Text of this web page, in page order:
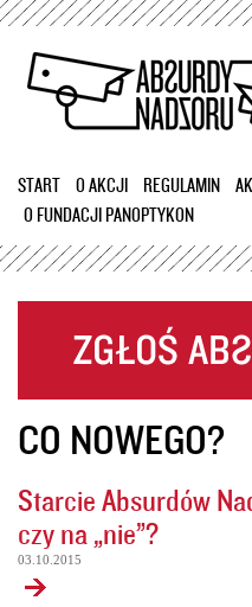
Przejdź
treści
START O AKCJI REGULAMIN
O FUNDACJI PANOPTYKON
CO NOWEGO?
Starcie Absurdów
czy na „nie”?
03.10.2015